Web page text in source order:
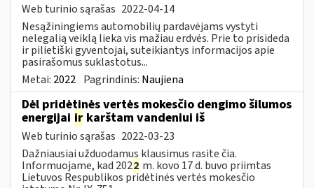
Web turinio sąrašas 2022-04-14
Nesąžiningiems automobilių pardavėjams vystyti
nelegalią veiklą lieka vis mažiau erdvės. Prie to prisideda
ir pilietiški gyventojai, suteikiantys informacijos apie
pasirašomus suklastotus...
Metai: 2022 Pagrindinis: Naujiena
Dėl pridėtinės vertės mokesčio dengimo šilumos
energijai ir karštam vandeniui iš
Web turinio sąrašas 2022-03-23
Dažniausiai užduodamus klausimus rasite čia.
Informuojame, kad 2022 m. kovo 17 d. buvo priimtas
Lietuvos Respublikos pridėtinės vertės mokesčio